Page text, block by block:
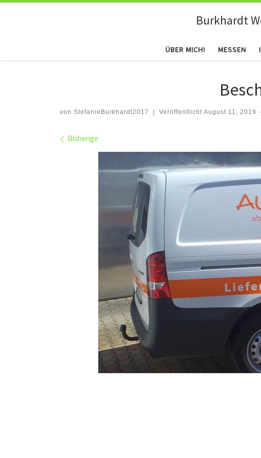
Burkhardt
ÜBER MICH! MESSEN
von StefanieBurkhardt2017 Veröffentlicht August 11, 2019
Bilder Navigation
Bisherige